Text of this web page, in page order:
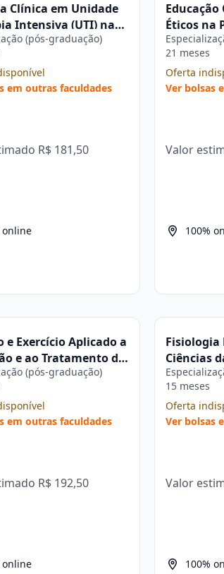
Clínica em Unidade
Intensiva (UTI) na
Estácio
(pós-graduação)
em outras faculdades
R$ 181,50
online
Éticos na
Estácio
21 meses
Oferta
Ver bolsas
Valor
100%
e Exercício Aplicado a
e ao Tratamento de
(Fisiopatologia
na Pós-graduação
(pós-graduação)
em outras faculdades
R$ 192,50
online
Fisiologia
Ciências
15 meses
Oferta
Ver bolsas
Valor
100%